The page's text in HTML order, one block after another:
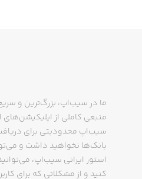
ما در سیب‌اپ، بزرگ‌ترین و
منبعی کاملی از
سیب‌اپ محدودیتی برای
بانک‌ها نخواهید داشت و
استور ایرانی سیب‌اپ،